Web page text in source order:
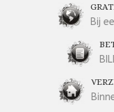
Bij